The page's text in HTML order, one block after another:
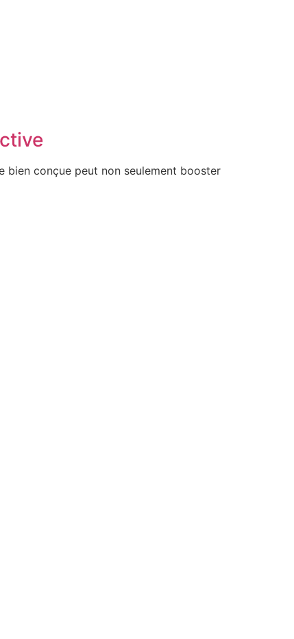
bien conçue peut non seulement booster